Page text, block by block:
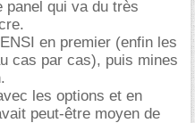
panel qui va du très
en premier (enfin les
cas par cas), puis mines
les options et en
peut-être moyen de